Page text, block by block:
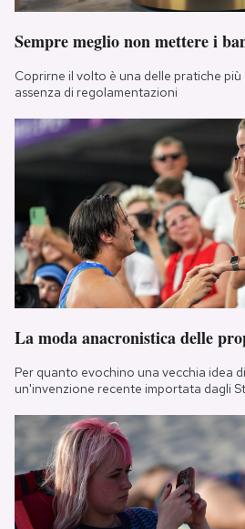
Sempre meglio non mettere i
Coprirne il volto è una delle pratiche
assenza di regolamentazioni
La moda anacronistica delle
Per quanto evochino una vecchia idea
un'invenzione recente importata dagli